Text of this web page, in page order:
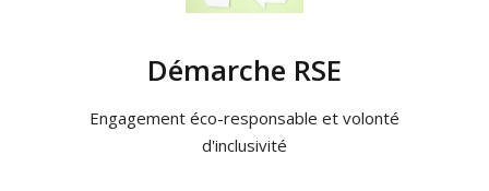
Démarche RSE
Engagement éco-responsable et volonté
d'inclusivité